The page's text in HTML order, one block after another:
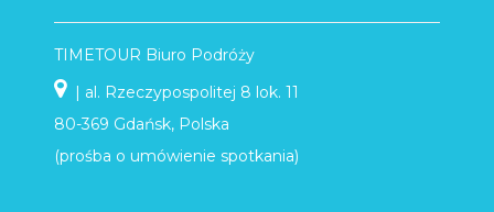
TIMETOUR Biuro Podróży
| al. Rzeczypospolitej 8 lok. 11
80-369 Gdańsk, Polska
(prośba o umówienie spotkania)